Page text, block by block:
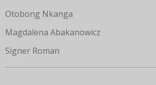
Otobong Nkanga
Magdalena Abakanowicz
Signer Roman